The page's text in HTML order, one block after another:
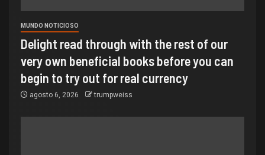
MUNDO NOTICIOSO
Delight read through with the rest of our
very own beneficial books before you can
begin to try out for real currency
agosto 6, 2026 trumpweiss